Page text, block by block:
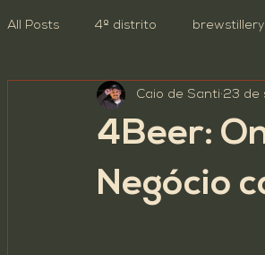
All Posts 4º distrito brewstillery
Diefen Bros Evento
Sem categoria South Summit
4Beer:
Negócio
Caio de Santi 23 de